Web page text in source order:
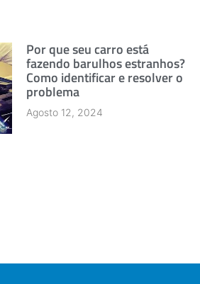
Por que seu carro está
fazendo barulhos estranhos?
Como identificar e resolver o
problema
Agosto 12, 2024